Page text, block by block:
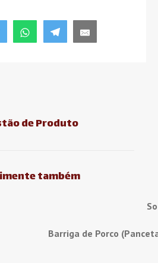
de Produto
também
Barriga de Porco